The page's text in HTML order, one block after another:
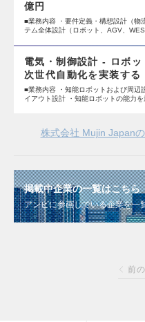
億円
■業務内容 ・要件定義・構想設計（物
テム全体設計（ロボット、AGV、
電気・制御設計 - ロボッ
次世代自動化を実装す
■業務内容 ・知能ロボットおよび周辺
イアウト設計 ・知能ロボットの能力
株式会社 Mujin Japan
掲載中企業の一覧はこちら
アンビに参画している企業を一
前